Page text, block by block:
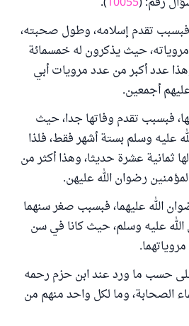
تقدم إسلامه، وطول صحبته،
حيث يذكرون له خمسمائة
عدد أكبر من عدد مرويات أبي
أجمعين.
فبسبب تقدم وفاتها جدا، حيث
عليه وسلم بستة أشهر فقط، فلذا
ثمانية عشرة حديثا، وهذا أكثر من
رضوان الله عليهن.
الله عليهما، فبسبب صغر سنهما
عليه وسلم، حيث كانا في سن
على حسب ما ورد عند ابن حزم رحمه
الصحابة، وما لكل واحد منهم من